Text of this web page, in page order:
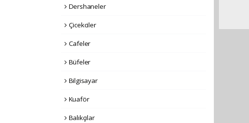
Dershaneler
Çicekciler
Cafeler
Büfeler
Bilgisayar
Kuaför
Balıkçılar